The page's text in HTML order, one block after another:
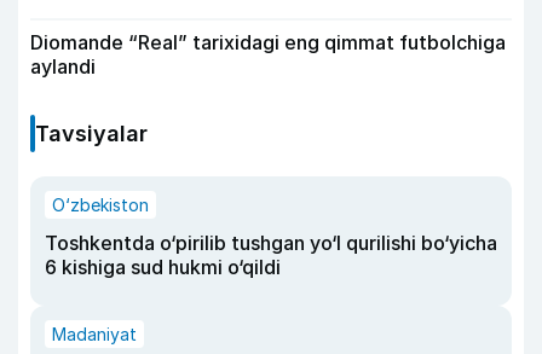
Diomande “Real” tarixidagi eng qimmat futbolchiga
aylandi
Tavsiyalar
O‘zbekiston
Toshkentda o‘pirilib tushgan yo‘l qurilishi bo‘yicha
6 kishiga sud hukmi o‘qildi
Madaniyat